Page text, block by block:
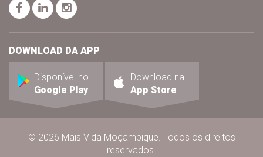
página facebook
página linkedin
página instagram
DOWNLOAD DA APP
Disponível no
Google Play
Download na
App Store
© 2026 Mais Vida Moçambique. Todos os direitos
reservados.